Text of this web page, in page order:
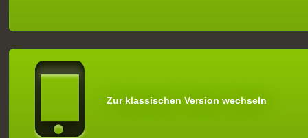
Zur klassischen Version wechseln